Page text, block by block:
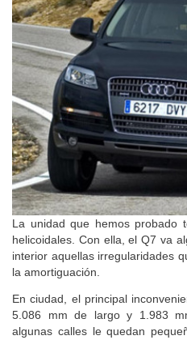
La unidad que hemos probado
helicoidales. Con ella, el Q7 va
interior aquellas irregularidades
la amortiguación.
En ciudad, el principal
5.086 mm de largo y 1.983
algunas calles le quedan